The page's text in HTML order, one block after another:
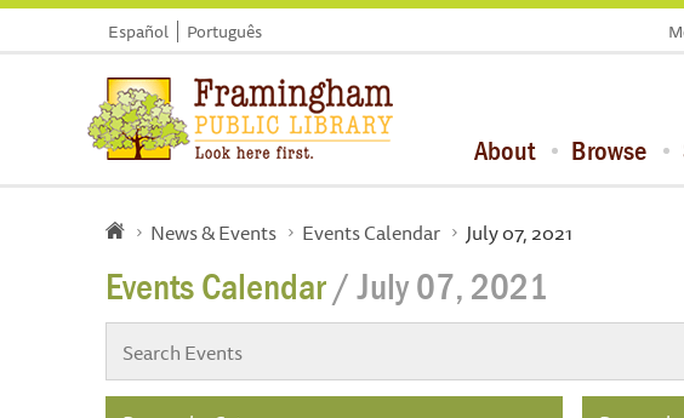
Español Português
About Browse
News & Events Events Calendar July 07, 2021
Events Calendar/ July 07, 2021